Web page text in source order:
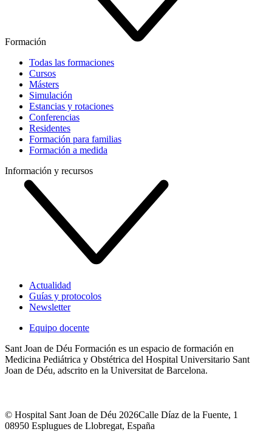
Formación
Todas las formaciones
Cursos
Másters
Simulación
Estancias y rotaciones
Conferencias
Residentes
Formación para familias
Formación a medida
Información y recursos
Actualidad
Guías y protocolos
Newsletter
Equipo docente
Sant Joan de Déu Formación es un espacio de formación en
Medicina Pediátrica y Obstétrica del Hospital Universitario Sant
Joan de Déu, adscrito en la Universitat de Barcelona.
© Hospital Sant Joan de Déu 2026Calle Díaz de la Fuente, 1
08950 Esplugues de Llobregat, España